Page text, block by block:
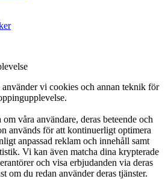
vi cookies och annan teknik för
våra användare, deras beteende och
används för att kontinuerligt optimera
anpassad reklam och innehåll samt
Vi kan även matcha dina krypterade
och visa erbjudanden via deras
om du redan använder deras tjänster.